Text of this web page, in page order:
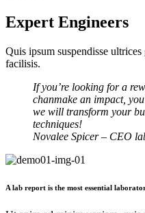
Expert Engineers
Quis ipsum suspendisse
facilisis.
If you’re looking for a
chanmake an impact,
we will transform your
techniques!
Novalee Spicer – CEO
A lab report is the most essential